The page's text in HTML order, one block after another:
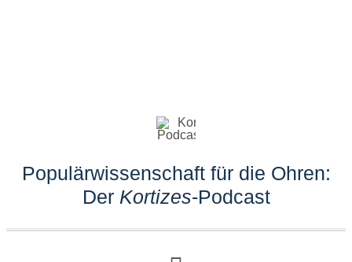
Navigation
Impressum
Datenschutz
Suche
Populärwissenschaft für die Ohren:
Der Kortizes-Podcast